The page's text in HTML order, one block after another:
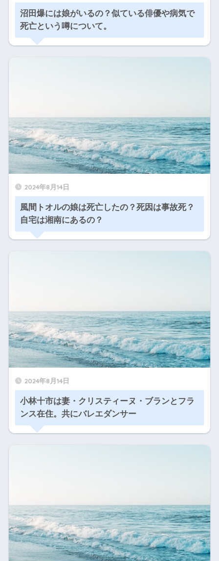
沼田爆には娘がいるの？似ている俳優や病気で
死亡という噂について。
2024年8月14日
風間トオルの娘は死亡したの？死因は事故死？
自宅は湘南にあるの？
2024年8月14日
小林十市は妻・クリスティーヌ・ブランとフラ
ンス在住。共にバレエダンサー